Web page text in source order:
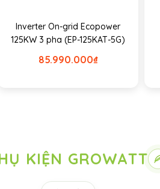
Inverter On-grid Ecopower
125KW 3 pha (EP-125KAT-5G)
₫
85.990.000
KIỆN GROWATT